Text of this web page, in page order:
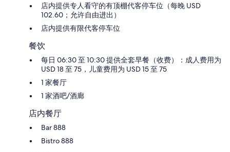
店内提供专人看守的有顶棚代客停车位（每晚 USD
102.60；允许自由进出）
店内提供有限代客停车位
餐饮
每日 06:30 至 10:30 提供全套早餐（收费）：成人费用为
USD 18 至 75，儿童费用为 USD 15 至 75
1 家餐厅
1 家酒吧/酒廊
店内餐厅
Bar 888
Bistro 888